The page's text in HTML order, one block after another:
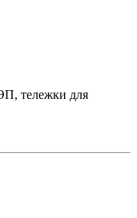
тележки для